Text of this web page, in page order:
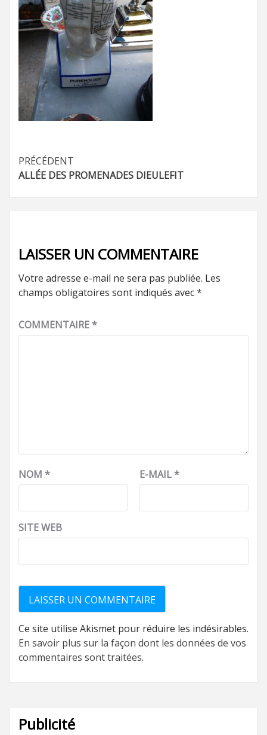
Navigation
d’article
PRÉCÉDENT
ALLÉE DES PROMENADES DIEULEFIT
LAISSER UN COMMENTAIRE
Votre adresse e-mail ne sera pas publiée. Les
champs obligatoires sont indiqués avec*
COMMENTAIRE*
NOM * E-MAIL*
SITE WEB
Ce site utilise Akismet pour réduire les indésirables.
En savoir plus sur la façon dont les données de vos
commentaires sont traitées.
Publicité